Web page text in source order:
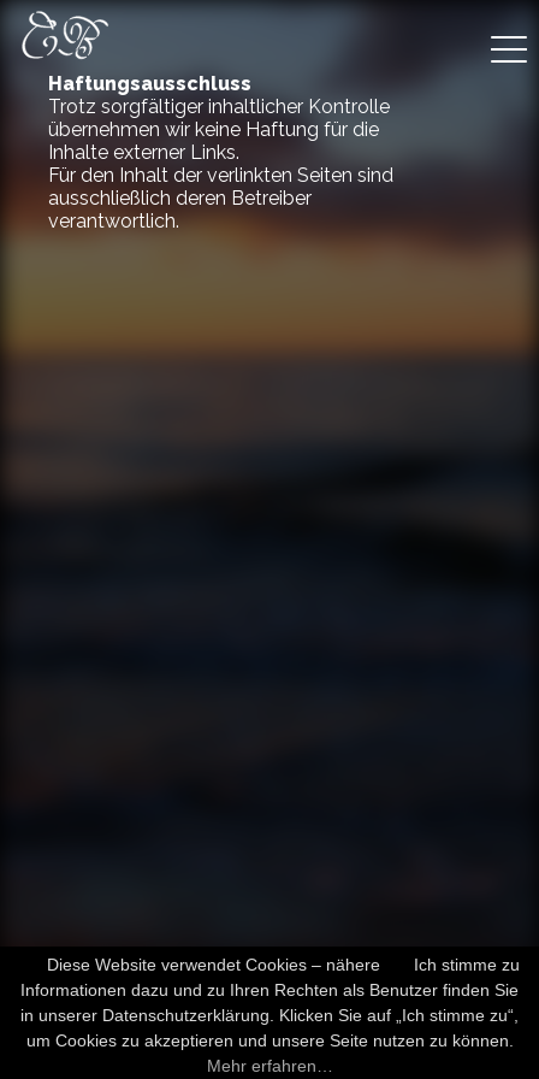
Haftungsausschluss
Trotz sorgfältiger inhaltlicher Kontrolle
übernehmen wir keine Haftung für die
Inhalte externer Links.
Für den Inhalt der verlinkten Seiten sind
ausschließlich deren Betreiber
verantwortlich.
Ich stimme zu
Diese Website verwendet Cookies – nähere
Informationen dazu und zu Ihren Rechten als Benutzer finden Sie
in unserer Datenschutzerklärung. Klicken Sie auf „Ich stimme zu“,
um Cookies zu akzeptieren und unsere Seite nutzen zu können.
Mehr erfahren…